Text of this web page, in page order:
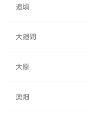
追頃
大廻間
大原
奥畑